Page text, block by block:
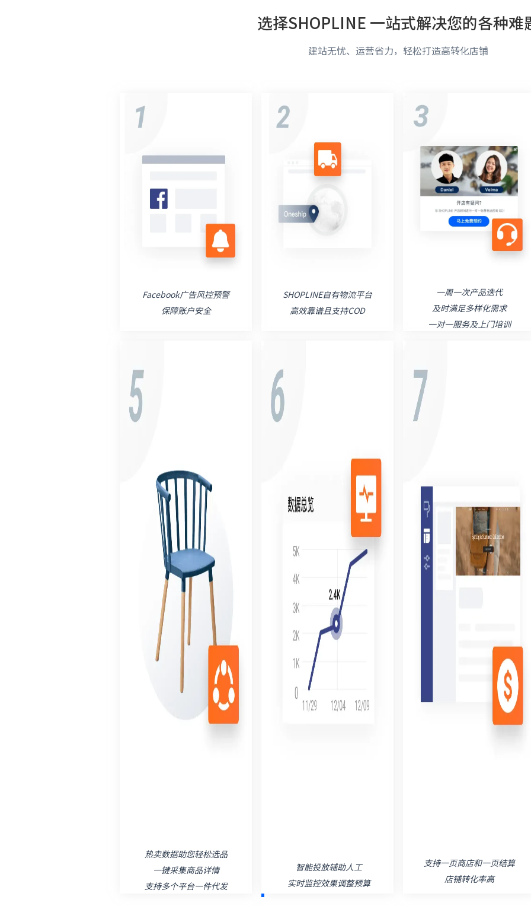
选择SHOPLINE 一站式解决您的各种难
建站无忧、运营省力，轻松打造高转化店铺
Facebook广告风控预警
保障账户安全
SHOPLINE自有物流平台
高效靠谱且支持COD
一周一次产品迭代
及时满足多样化需求
一对一服务及上门培训
热卖数据助您轻松选品
一键采集商品详情
支持多个平台一件代发
智能投放辅助人工
实时监控效果调整预算
支持一页商店和一页结算
店铺转化率高